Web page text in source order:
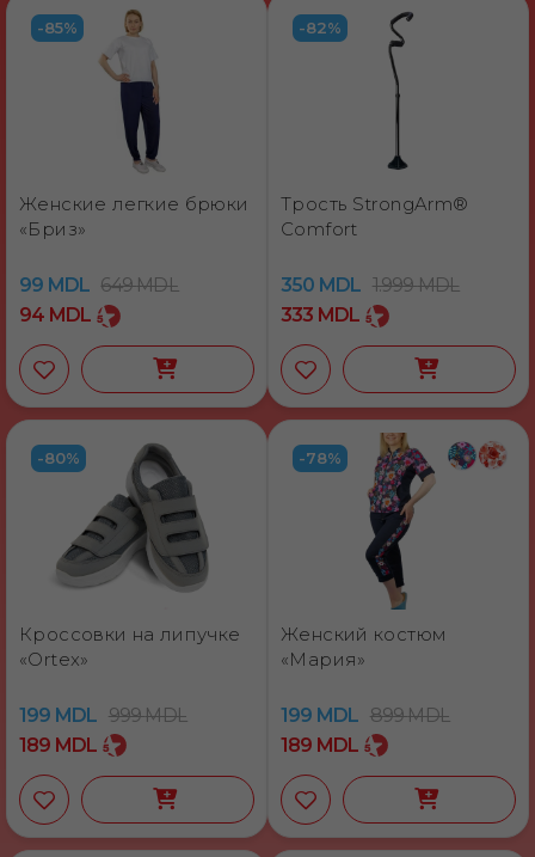
-85%
Женские легкие брюки
«Бриз»
99 MDL 649MDL
94 MDL
-82%
Трость StrongArm®
Comfort
350 MDL 1.999MDL
333 MDL
-80%
Кроссовки на липучке
«Ortex»
199 MDL 999MDL
189 MDL
-78%
Женский костюм
«Мария»
199 MDL 899MDL
189 MDL